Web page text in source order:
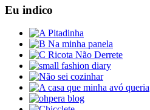
Eu indico